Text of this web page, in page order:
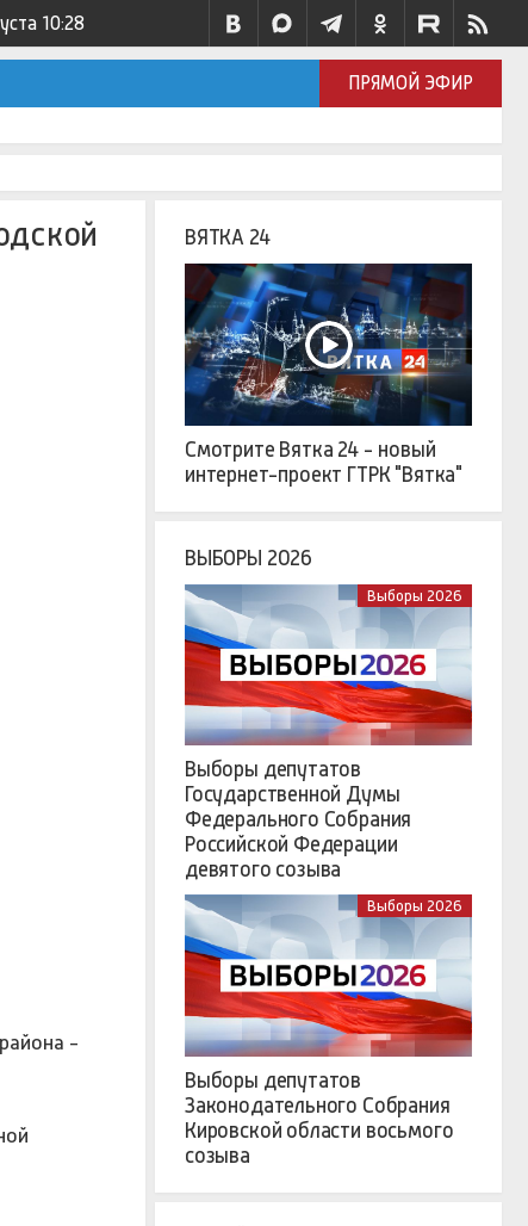
10:28
ПРЯМОЙ ЭФИР
-
ВЯТКА 24
Смотрите Вятка 24 - новый
интернет-проект ГТРК "Вятка"
ВЫБОРЫ 2026
Выборы 2026
Выборы депутатов
Государственной Думы
Федерального Собрания
Российской Федерации
девятого созыва
Выборы 2026
Выборы депутатов
Законодательного Собрания
Кировской области восьмого
созыва